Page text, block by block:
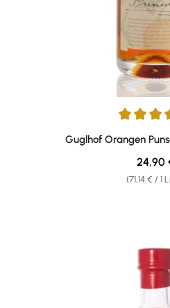
Durchschnittliche
Guglhof Orangen
(71,14 € / 1
24,90